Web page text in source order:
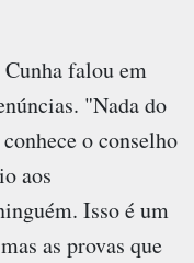
falou em
"Nada do
o conselho
aos
Isso é um
as provas que